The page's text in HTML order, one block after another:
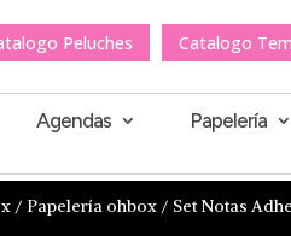
Peluches Catalogo
Agendas Papelería
/ Papelería ohbox/ Set Notas